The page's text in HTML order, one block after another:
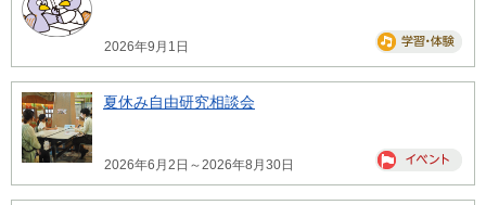
2026年9月1日
夏休み自由研究相談会
2026年6月2日～2026年8月30日